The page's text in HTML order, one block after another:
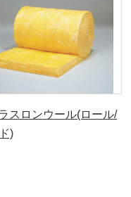
スロンウール(ロール/
)